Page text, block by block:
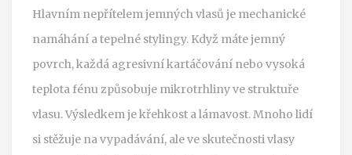
Hlavním nepřítelem jemných vlasů je mechanické
namáhání a tepelné stylingy. Když máte jemný
povrch, každá agresivní kartáčování nebo vysoká
teplota fénu způsobuje mikrotrhliny ve struktuře
vlasu. Výsledkem je křehkost a lámavost. Mnoho lidí
si stěžuje na vypadávání, ale ve skutečnosti vlasy